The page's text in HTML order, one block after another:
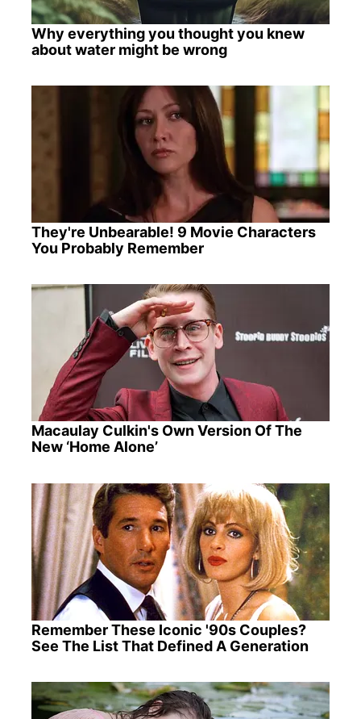
Why everything you thought you knew
about water might be wrong
They're Unbearable! 9 Movie Characters
You Probably Remember
Macaulay Culkin's Own Version Of The
New ‘Home Alone’
Remember These Iconic '90s Couples?
See The List That Defined A Generation